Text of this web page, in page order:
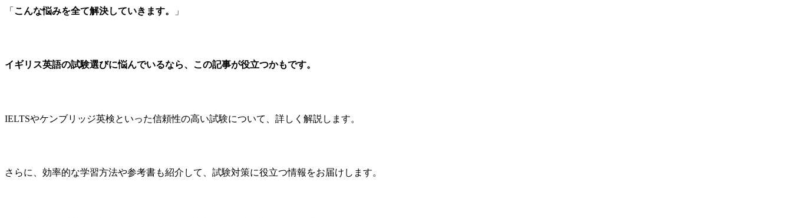
「 こんな悩みを全て解決していきます。 」
イギリス英語の試験選びに悩んでいるなら、この記事が役立つかもです。
IELTSやケンブリッジ英検といった信頼性の高い試験について、詳しく解説します。
さらに、効率的な学習方法や参考書も紹介して、試験対策に役立つ情報をお届けします。